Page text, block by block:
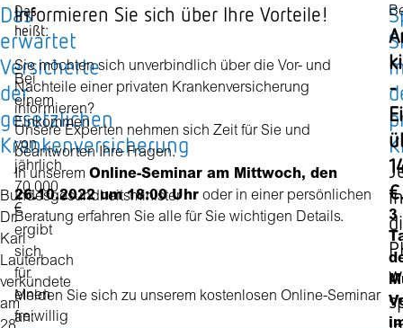
Das
erwartet
Versicherte
der
gesetzlichen
Krankenversicherung
Bundesgesundheitsminister
Dr.
Karl
Lauterbach
verkündete
am
Das
heißt:
Bei
einem
Einkommen
von
jährlich
70.000
€
ergibt
sich
für
einen
freiwillig
Informieren Sie sich über Ihre Vorteile!
Sie möchten sich unverbindlich über die Vor- und
Nachteile einer privaten Krankenversicherung
informieren?
Unsere Experten nehmen sich Zeit für Sie und
beantworten Ihre Fragen.
In unserem Online-Seminar am Mittwoch, den
26.10.2022 um 18:00 Uhr oder in einer persönlichen
Beratung erfahren Sie alle für Sie wichtigen Details.
Melden Sie sich zu unserem kostenlosen Online-Seminar
an:
in
-
3